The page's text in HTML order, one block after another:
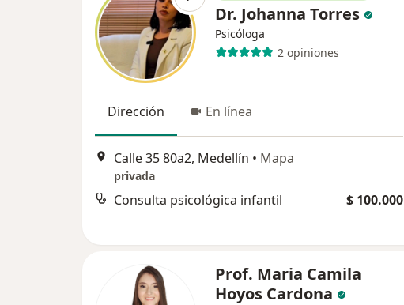
Dr. Johanna Torres
Psicóloga
2 opiniones
Dirección En línea
Calle 35 80a2, Medellín • Mapa
privada
Consulta psicológica infantil $ 100.000
Prof. Maria Camila
Hoyos Cardona